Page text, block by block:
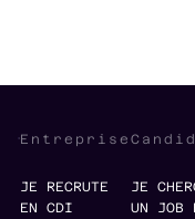
Entreprise
JE RECRUTE
EN CDI
JE
UN JOB